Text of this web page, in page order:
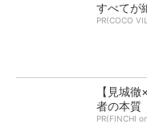
すべてが
PR(COCO
【見城
者の本質
PR(FINCHI